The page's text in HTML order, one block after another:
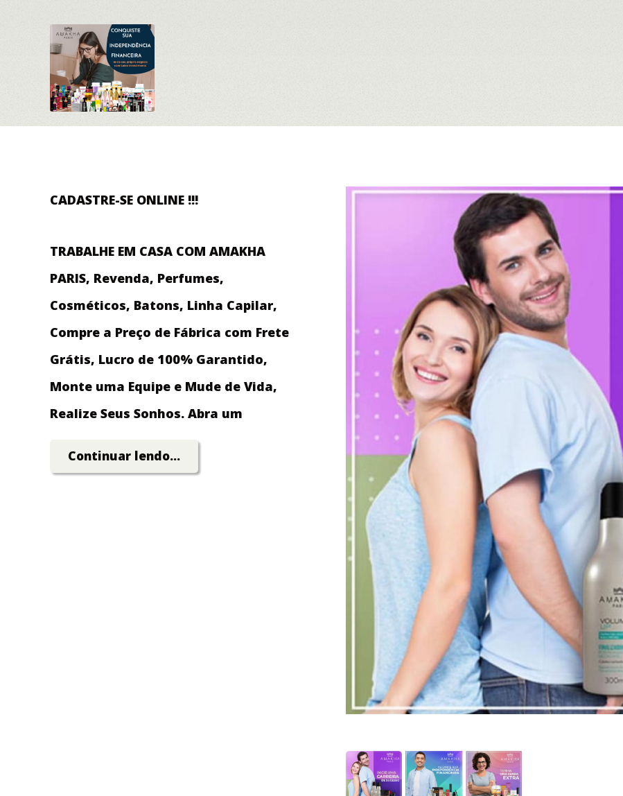
CADASTRE-SE ONLINE !!!
TRABALHE EM CASA COM AMAKHA
PARIS, Revenda, Perfumes,
Cosméticos, Batons, Linha Capilar,
Compre a Preço de Fábrica com Frete
Grátis, Lucro de 100% Garantido,
Monte uma Equipe e Mude de Vida,
Realize Seus Sonhos. Abra um
Grande Negócio Investindo Pouco
Continuar lendo...